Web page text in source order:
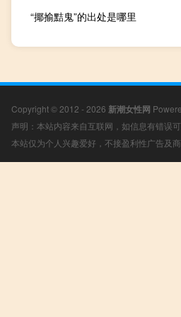
“揶揄黠鬼”的出处是哪里
Copyright © 2012 - 2026 新潮女性网
声明：本站内容来自互联网，如信息有错误
本站仅为个人兴趣爱好，不接盈利性广告及